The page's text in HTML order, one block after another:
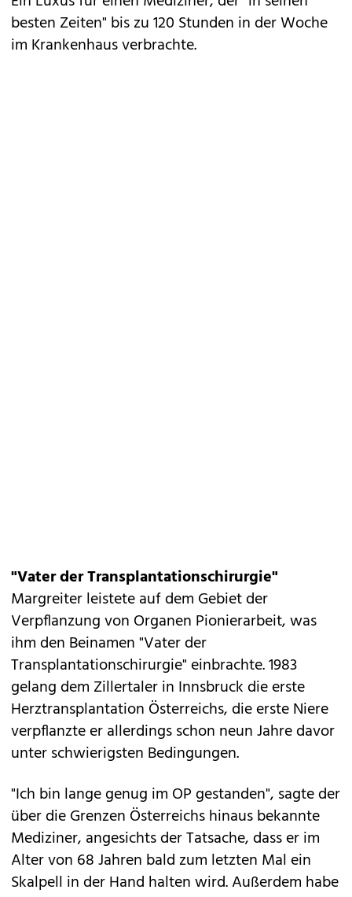
besten Zeiten" bis zu 120 Stunden in der Woche
im Krankenhaus verbrachte.
"Vater der Transplantationschirurgie"
Margreiter leistete auf dem Gebiet der
Verpflanzung von Organen Pionierarbeit, was
ihm den Beinamen "Vater der
Transplantationschirurgie" einbrachte. 1983
gelang dem Zillertaler in Innsbruck die erste
Herztransplantation Österreichs, die erste Niere
verpflanzte er allerdings schon neun Jahre davor
unter schwierigsten Bedingungen.
"Ich bin lange genug im OP gestanden", sagte der
über die Grenzen Österreichs hinaus bekannte
Mediziner, angesichts der Tatsache, dass er im
Alter von 68 Jahren bald zum letzten Mal ein
Skalpell in der Hand halten wird. Außerdem habe